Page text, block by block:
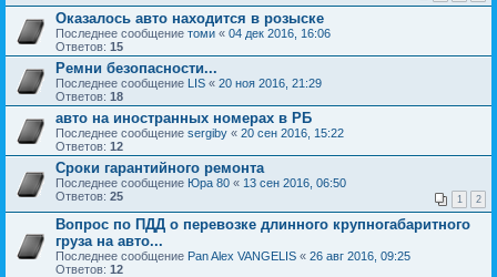
Оказалось авто находится в розыске
Последнее сообщение томи « 04 дек 2016, 16:06
Ответов: 15
Ремни безопасности...
Последнее сообщение LIS « 20 ноя 2016, 21:29
Ответов: 18
авто на иностранных номерах в РБ
Последнее сообщение sergiby « 20 сен 2016, 15:22
Ответов: 12
Сроки гарантийного ремонта
Последнее сообщение Юра 80 « 13 сен 2016, 06:50
Ответов: 25 1 2
Вопрос по ПДД о перевозке длинного крупногабаритного
груза на авто...
Последнее сообщение Pan Alex VANGELIS « 26 авг 2016, 09:25
Ответов: 12